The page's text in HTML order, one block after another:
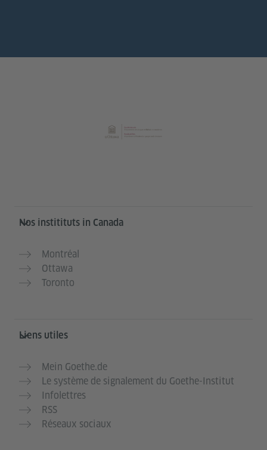
Service- und Informationsbereich
Nos institituts in Canada
Montréal
Ottawa
Toronto
Liens utiles
Mein Goethe.de
Le système de signalement du Goethe-Institut
Infolettres
RSS
Réseaux sociaux